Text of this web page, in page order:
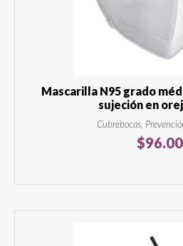
Mascarilla N95 grado
sujeción en
Cubrebocas,
$96.00